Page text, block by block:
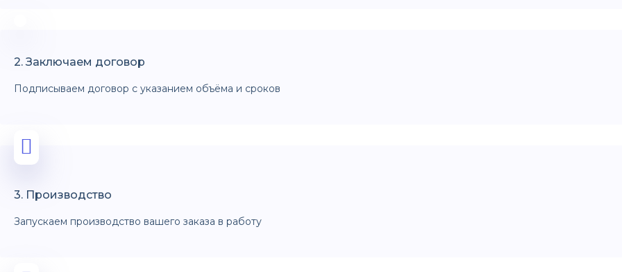
2. Заключаем договор
Подписываем договор с указанием объёма и сроков
3. Производство
Запускаем производство вашего заказа в работу